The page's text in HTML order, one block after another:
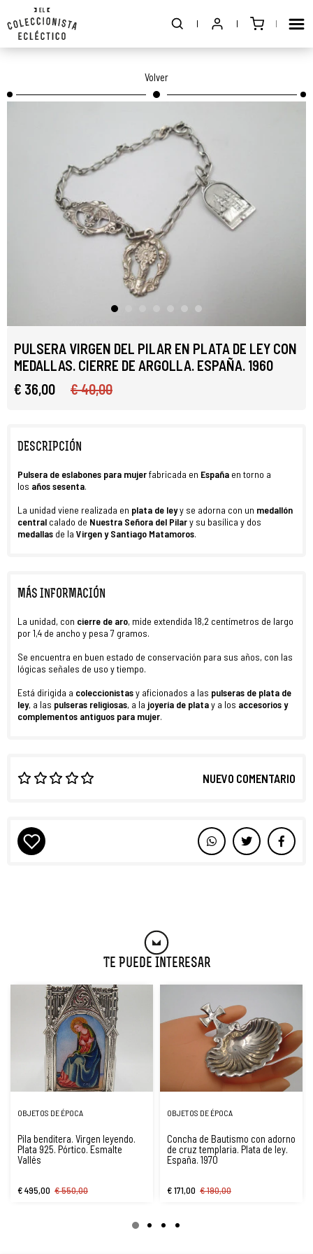
Volver
PULSERA VIRGEN DEL PILAR EN PLATA DE LEY CON
MEDALLAS. CIERRE DE ARGOLLA. ESPAÑA. 1960
€ 36,00
€ 40,00
DESCRIPCIÓN
Pulsera de eslabones para mujerfabricada en España en torno a
los años sesenta.
La unidad viene realizada en plata de leyy se adorna con un medallón
central calado de Nuestra Señora del Pilary su basílica y dos
medallas de la Virgen y Santiago Matamoros.
MÁS INFORMACIÓN
La unidad, con cierre de aro, mide extendida 18,2 centímetros de largo
por 1,4 de ancho y pesa 7 gramos.
Se encuentra en buen estado de conservación para sus años, con las
lógicas señales de uso y tiempo.
Está dirigida a coleccionistasy aficionados a las pulseras de plata de
ley, a las pulseras religiosas, a la joyería de platay a los accesorios y
complementos antiguos para mujer.
NUEVO COMENTARIO
Te Puede Interesar
OBJETOS DE ÉPOCA
Pila benditera. Virgen leyendo.
Plata 925. Pórtico. Esmalte
Vallés
€ 495,00 € 550,00
OBJETOS DE ÉPOCA
Concha de Bautismo con adorno
de cruz templaria. Plata de ley.
España. 1970
€ 171,00 € 190,00